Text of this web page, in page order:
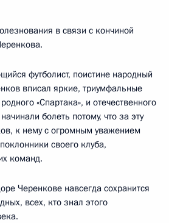
в связи с кончиной
футболист, поистине народный
вписал яркие, триумфальные
«Спартака», и отечественного
болеть потому, что за эту
к нему с огромным уважением
своего клуба,
команд.
Черенкове навсегда сохранится
всех, кто знал этого